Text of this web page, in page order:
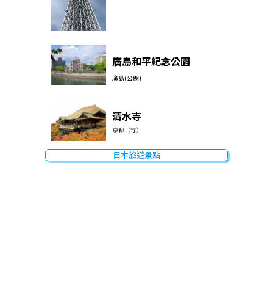
廣島和平紀念公園
廣島(公園)
清水寺
京都（寺）
日本旅遊景點